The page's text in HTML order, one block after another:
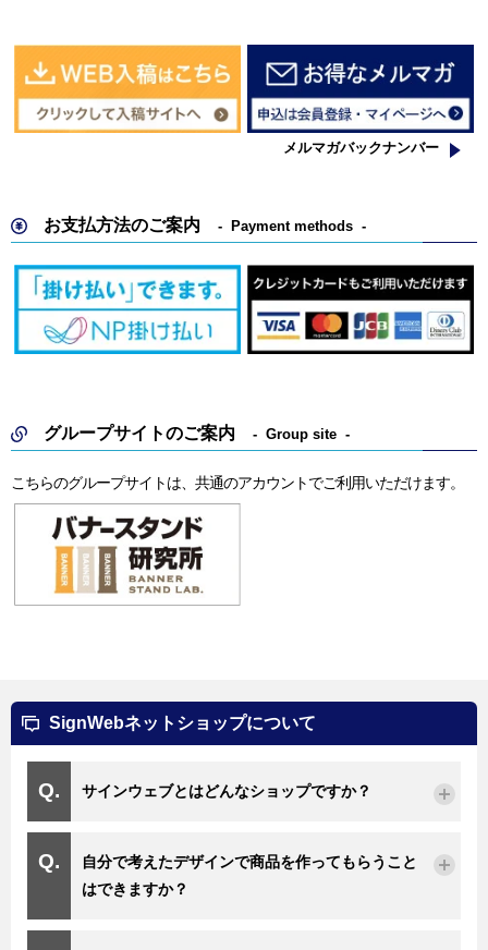
メルマガバックナンバー
お支払方法のご案内 Payment methods
グループサイトのご案内 Group site
こちらのグループサイトは、共通のアカウントでご利用いただけます。
SignWebネットショップについて
サインウェブとはどんなショップですか？
自分で考えたデザインで商品を作ってもらうこと
はできますか？